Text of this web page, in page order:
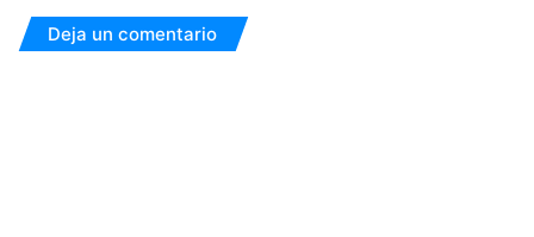
Deja un comentario